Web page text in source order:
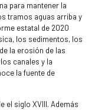
para mantener la
tramos aguas arriba y
estatal de 2020
los sedimentos, los
la erosión de las
canales y la
la fuente de
el siglo XVIII. Además